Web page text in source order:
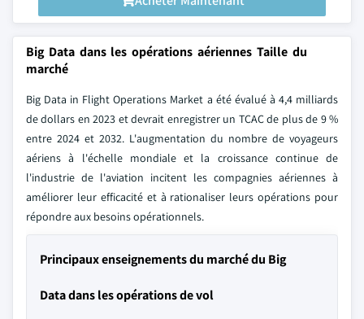
Big Data dans les opérations aériennes Taille du
marché
Big Data in Flight Operations Market a été évalué à 4,4 milliards
de dollars en 2023 et devrait enregistrer un TCAC de plus de 9 %
entre 2024 et 2032. L'augmentation du nombre de voyageurs
aériens à l'échelle mondiale et la croissance continue de
l'industrie de l'aviation incitent les compagnies aériennes à
améliorer leur efficacité et à rationaliser leurs opérations pour
répondre aux besoins opérationnels.
Principaux enseignements du marché du Big
Data dans les opérations de vol